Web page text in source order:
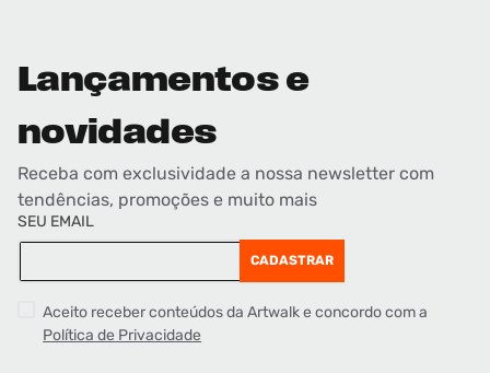
Lançamentos e
novidades
Receba com exclusividade a nossa newsletter com
tendências, promoções e muito mais
SEU EMAIL
CADASTRAR
Aceito receber conteúdos da Artwalk e concordo com a
Política de Privacidade